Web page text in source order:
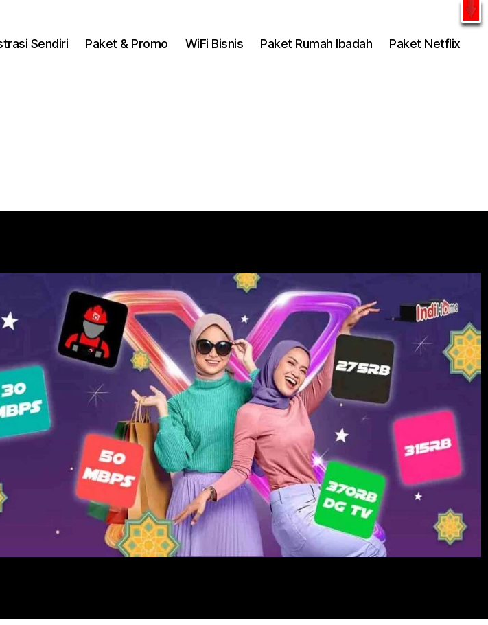
Sendiri Paket & Promo WiFi Bisnis Paket Rumah Ibadah Paket Netflix